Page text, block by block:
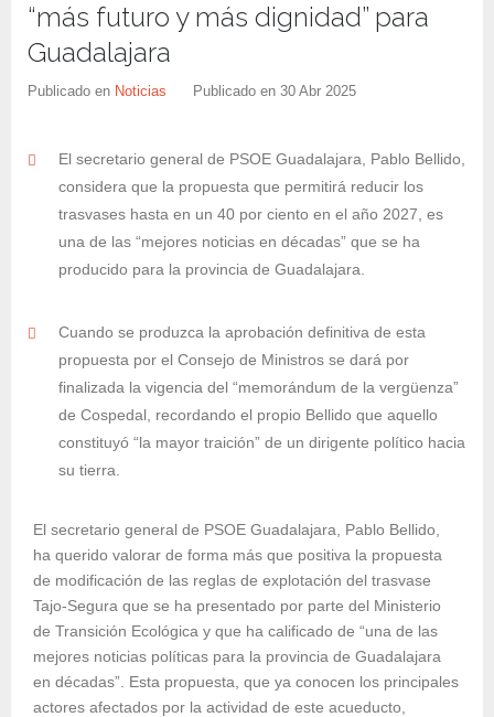
“más futuro y más dignidad” para
Guadalajara
Publicado en Noticias Publicado en 30 Abr 2025
El secretario general de PSOE Guadalajara, Pablo Bellido,
considera que la propuesta que permitirá reducir los
trasvases hasta en un 40 por ciento en el año 2027, es
una de las “mejores noticias en décadas” que se ha
producido para la provincia de Guadalajara.
Cuando se produzca la aprobación definitiva de esta
propuesta por el Consejo de Ministros se dará por
finalizada la vigencia del “memorándum de la vergüenza”
de Cospedal, recordando el propio Bellido que aquello
constituyó “la mayor traición” de un dirigente político hacia
su tierra.
El secretario general de PSOE Guadalajara, Pablo Bellido,
ha querido valorar de forma más que positiva la propuesta
de modificación de las reglas de explotación del trasvase
Tajo-Segura que se ha presentado por parte del Ministerio
de Transición Ecológica y que ha calificado de “una de las
mejores noticias políticas para la provincia de Guadalajara
en décadas”. Esta propuesta, que ya conocen los principales
actores afectados por la actividad de este acueducto,